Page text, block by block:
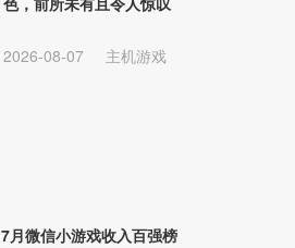
2026-08-07 主机游戏
7月微信小游戏收入百强榜